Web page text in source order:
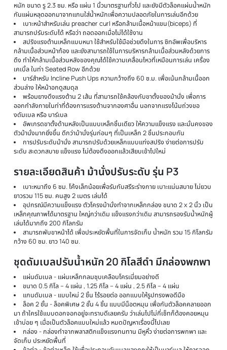
ทั้งหมด 7 ระดับ
สามารถปรับระดับแบบนอนราบ 0 องศา เพื่อใช้ในการบริหารเสริมสร้างกล้
เนื้ออกส่วนกลางในท่า bench press หรือ chest fly และการบริหารเสริมสร้า
กล้ามหลังหรือปีก ในท่า one arm dumbbell bent over row
ไม่ว่าจะเป็นการปรับแบบตั้งฉากประมาณ 90 องศา เพื่อเล่นบริหารกล้ามเ
หัวไหล่ในท่า shoulder press และ shoulder fly
หรือการปรับเฉียงขึ้น 45 องศา เพื่อใช้ในการเล่นท่า incline ไม่ว่าจะเป็นท่า
บริหารกล้ามเนื้ออก อย่าง incline bench press, incline chest fly หรือ เล่
กล้ามเนื้อหน้าแขนในท่า incline bicep curls ทั้งนี้แล้วยังสามารถ ยืนเล่นท่า
preacher curls ใช้บริเวณเบาะหลังเป็นที่รองแขนได้อีกด้วย
ยังไม่พอ ก็ยังสามารถปรับเฉียงลง 25 องศาก็ได้ ในการเล่นบริหารกล้ามเ
หน้าอกส่วนล่างในท่า decline bench press , decline chest fly หรือจะใช้ใ
การ Sit Up สร้างกล้ามเนื้อหน้าท้อง หรือซิกแพ็คก็ได้ และบริเวณเบาะนั่งยังป
ได้อีก 3 ระดับ เพื่อรองรับสรีระของแต่ละคน ในการเล่นแต่ละท่า หรือตามระดับเ
หลังนั่นเอง
Curl ได้อย่างสะดวก เล่นได้ครบทั้งต้นขาด้านหน้า และด้านหลัง เพียงแค่ใส่แผ่
หนัก ขนาด รู 2.3 ซม. หรือ แผ่น 1 นิ้วมาตรฐานทั่วไป และยังมีตัวล็อคแผ่นน้ำ
กันแผ่นหลุดออกมาจากแกนใส่น้ำหนักเพื่อความปลอดภัยในการเล่นอีกด้วย
เบาะหน้าสำหรับเล่น preacher curl หรือกล้ามเนื้อหน้าแขน(biceps) ที่
สามารถปรับระดับได้ หรือว่า ถอดออกเมื่อไม่ได้ใช้งาน
สปริงแรงต้านเหล็กแบบหนา ใช้สำหรับใช้มือช่วยดึงในการ ซิทอัพเพื่อบริห
กล้ามเนื้อส่วนหน้าท้อง และยังสามารถใช้ในการบริหารกล้ามเนื้อส่วนหลังด้วย
ดึง ทำให้กล้ามเนื้อส่วนหลังของคุณได้ใช้ความเคลื่อนไหวที่เหมือนการเล่น เค
เคเบิ้ล ในท่า Seated Row อีกด้วย
บาร์สำหรับ Incline Push Ups ความกว้างถึง 60 ซ.ม. เพื่อเน้นกล้ามเนื้อ
ส่วนล่าง ให้หน้าอกดูสมดุล
พร้อมยางดึงแรงต้าน 2 เส้น ที่สามารถใช้คล้องกับขาตั้งของม้านั่ง เพื่อกา
ออกกำลังกายในท่าที่ต้องการแรงต้านจากองศาอื่น นอกจากแรงโน้มถ่วงขอ
งดัมเบล หรือ บาร์เบล
อัพเกรดขาตั้งด้านหลังเป็นแบบเหล็กชิ้นเดียว ให้ความแข็งแรง และมั่นคง
ตัวม้านั่งมากยิ่งขึ้น ดีกว่าม้านั่งรุ่นก่อนๆ ที่เป็นเหล็ก 2 ชิ้นประกอบกัน
การปรับระดับม้านั่ง สามารถปรับด้วยเหล็กแบบแท่งสปริง ง่ายต่อการปรับ
ระดับ สะดวกสบาย แข็งแรง ไม่ต้องดึงออกแล้วเสียบเข้าไปใหม่